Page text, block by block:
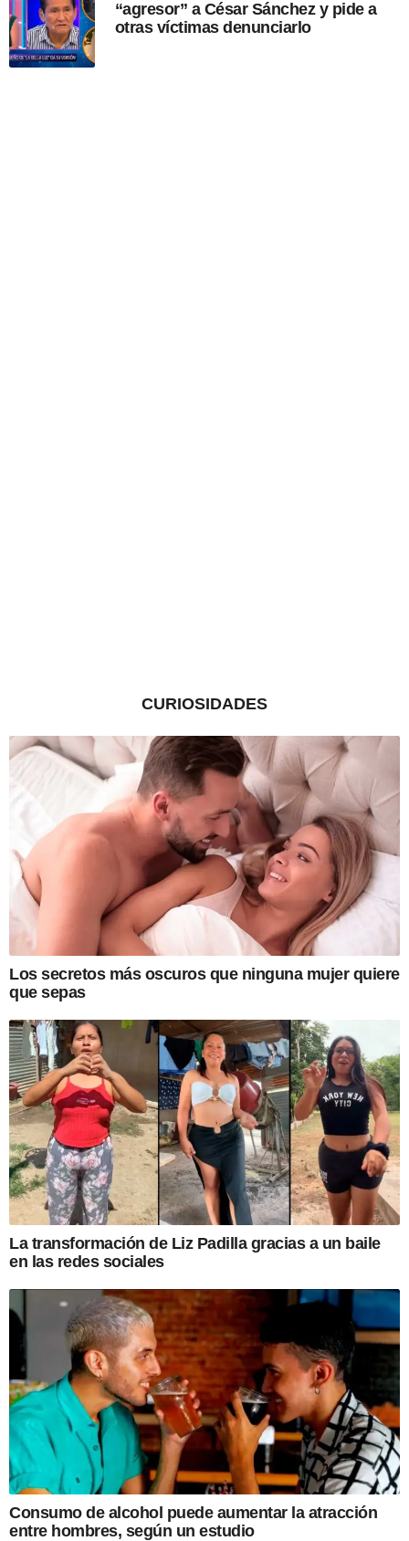
“agresor” a César Sánchez y pide a
otras víctimas denunciarlo
CURIOSIDADES
Los secretos más oscuros que ninguna mujer quiere
que sepas
La transformación de Liz Padilla gracias a un baile
en las redes sociales
Consumo de alcohol puede aumentar la atracción
entre hombres, según un estudio